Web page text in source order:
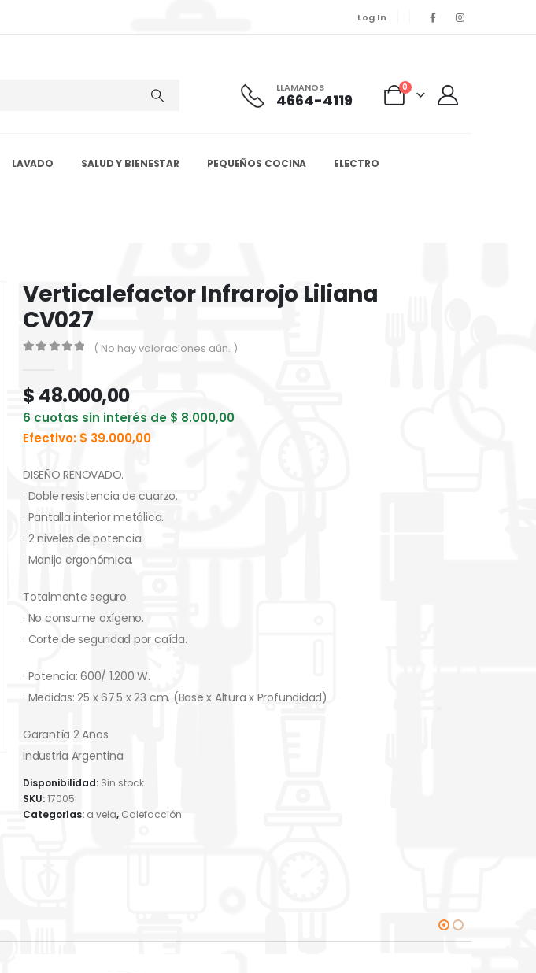
Log In
LLAMANOS
4664-4119
0
LAVADO SALUD Y BIENESTAR PEQUEÑOS COCINA ELECTRO
Verticalefactor Infrarojo Liliana
CV027
( No hay valoraciones aún. )
$ 48.000,00
6 cuotas sin interés de $ 8.000,00
Efectivo: $ 39.000,00
DISEÑO RENOVADO.
· Doble resistencia de cuarzo.
· Pantalla interior metálica.
· 2 niveles de potencia.
· Manija ergonómica.
Totalmente seguro.
· No consume oxígeno.
· Corte de seguridad por caída.
· Potencia: 600/ 1.200 W.
· Medidas: 25 x 67.5 x 23 cm. (Base x Altura x Profundidad)
Garantía 2 Años
Industria Argentina
Disponibilidad: Sin stock
SKU:17005
Categorías: a vela, Calefacción